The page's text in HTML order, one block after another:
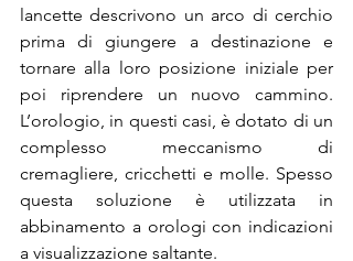
lancette descrivono un arco di cerchio
prima di giungere a destinazione e
tornare alla loro posizione iniziale per
poi riprendere un nuovo cammino.
L’orologio, in questi casi, è dotato di un
complesso meccanismo di
cremagliere, cricchetti e molle. Spesso
questa soluzione è utilizzata in
abbinamento a orologi con indicazioni
a visualizzazione saltante.